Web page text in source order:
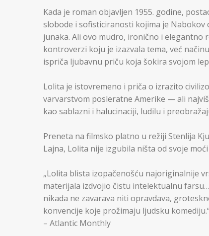
Kada je roman objavljen 1955. godine,
slobode i sofisticiranosti kojima je
junaka. Ali ovo mudro, ironično i elegantno
kontroverzi koju je izazvala tema, već
ispriča ljubavnu priču koja šokira svojom
Lolita je istovremeno i priča o izrazito
varvarstvom posleratne Amerike — ali
kao sablazni i halucinaciji, ludilu i
Preneta na filmsko platno u režiji Stenlija
Lajna, Lolita nije izgubila ništa od svoje
„Lolita blista izopačenošću najoriginalnije
materijala izdvojio čistu intelektualnu
nikada ne zavarava niti opravdava,
konvencije koje prožimaju ljudsku
– Atlantic Monthly